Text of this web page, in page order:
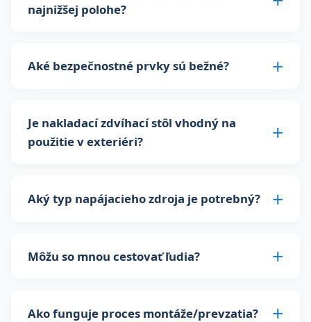
najnižšej polohe?
Aké bezpečnostné prvky sú bežné?
Je nakladací zdvíhací stôl vhodný na
použitie v exteriéri?
Aký typ napájacieho zdroja je potrebný?
Môžu so mnou cestovať ľudia?
Ako funguje proces montáže/prevzatia?